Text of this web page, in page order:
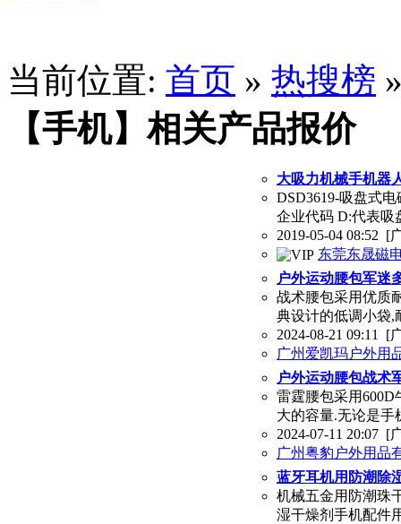
当前位置: 首页 » 热搜榜
【手机】相关产品报价
大吸力机械手机器
DSD3619-吸盘式
企业代码 D:代表吸
2019-05-04 08:52 [
东莞东晟磁
户外运动腰包军迷
战术腰包采用优质
典设计的低调小袋,
2024-08-21 09:11 [
广州爱凯玛户外用
户外运动腰包战术
雷霆腰包采用
大的容量.无论是手
2024-07-11 20:07 [
广州粤豹户外用品
蓝牙耳机用防潮除
机械五金用防潮珠
湿干燥剂手机配件